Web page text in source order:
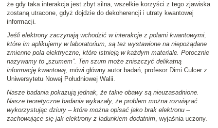
że gdy taka interakcja jest zbyt silna, wszelkie korzyści z tego zjawiska
zostaną utracone, gdyż dojdzie do dekoherencji i utraty kwantowej
informacji.
Jeśli elektrony zaczynają wchodzić w interakcje z polami kwantowymi,
które im aplikujemy w laboratorium, są też wystawione na niepożądane
zmienne pola elektryczne, które istnieją w każdym materiale. Potocznie
nazywamy to „szumem”. Ten szum może zniszczyć delikatną
informację kwantową, mówi główny autor badań, profesor Dimi Culcer z
Uniwersytetu Nowej Południowej Walii.
Nasze badania pokazują jednak, że takie obawy są nieuzasadnione.
Nasze teoretyczne badania wykazały, że problem można rozwiązać
wykorzystując dziury – które można opisać jako brak elektronu –
zachowujące się jak elektrony z ładunkiem dodatnim, wyjaśnia uczony.